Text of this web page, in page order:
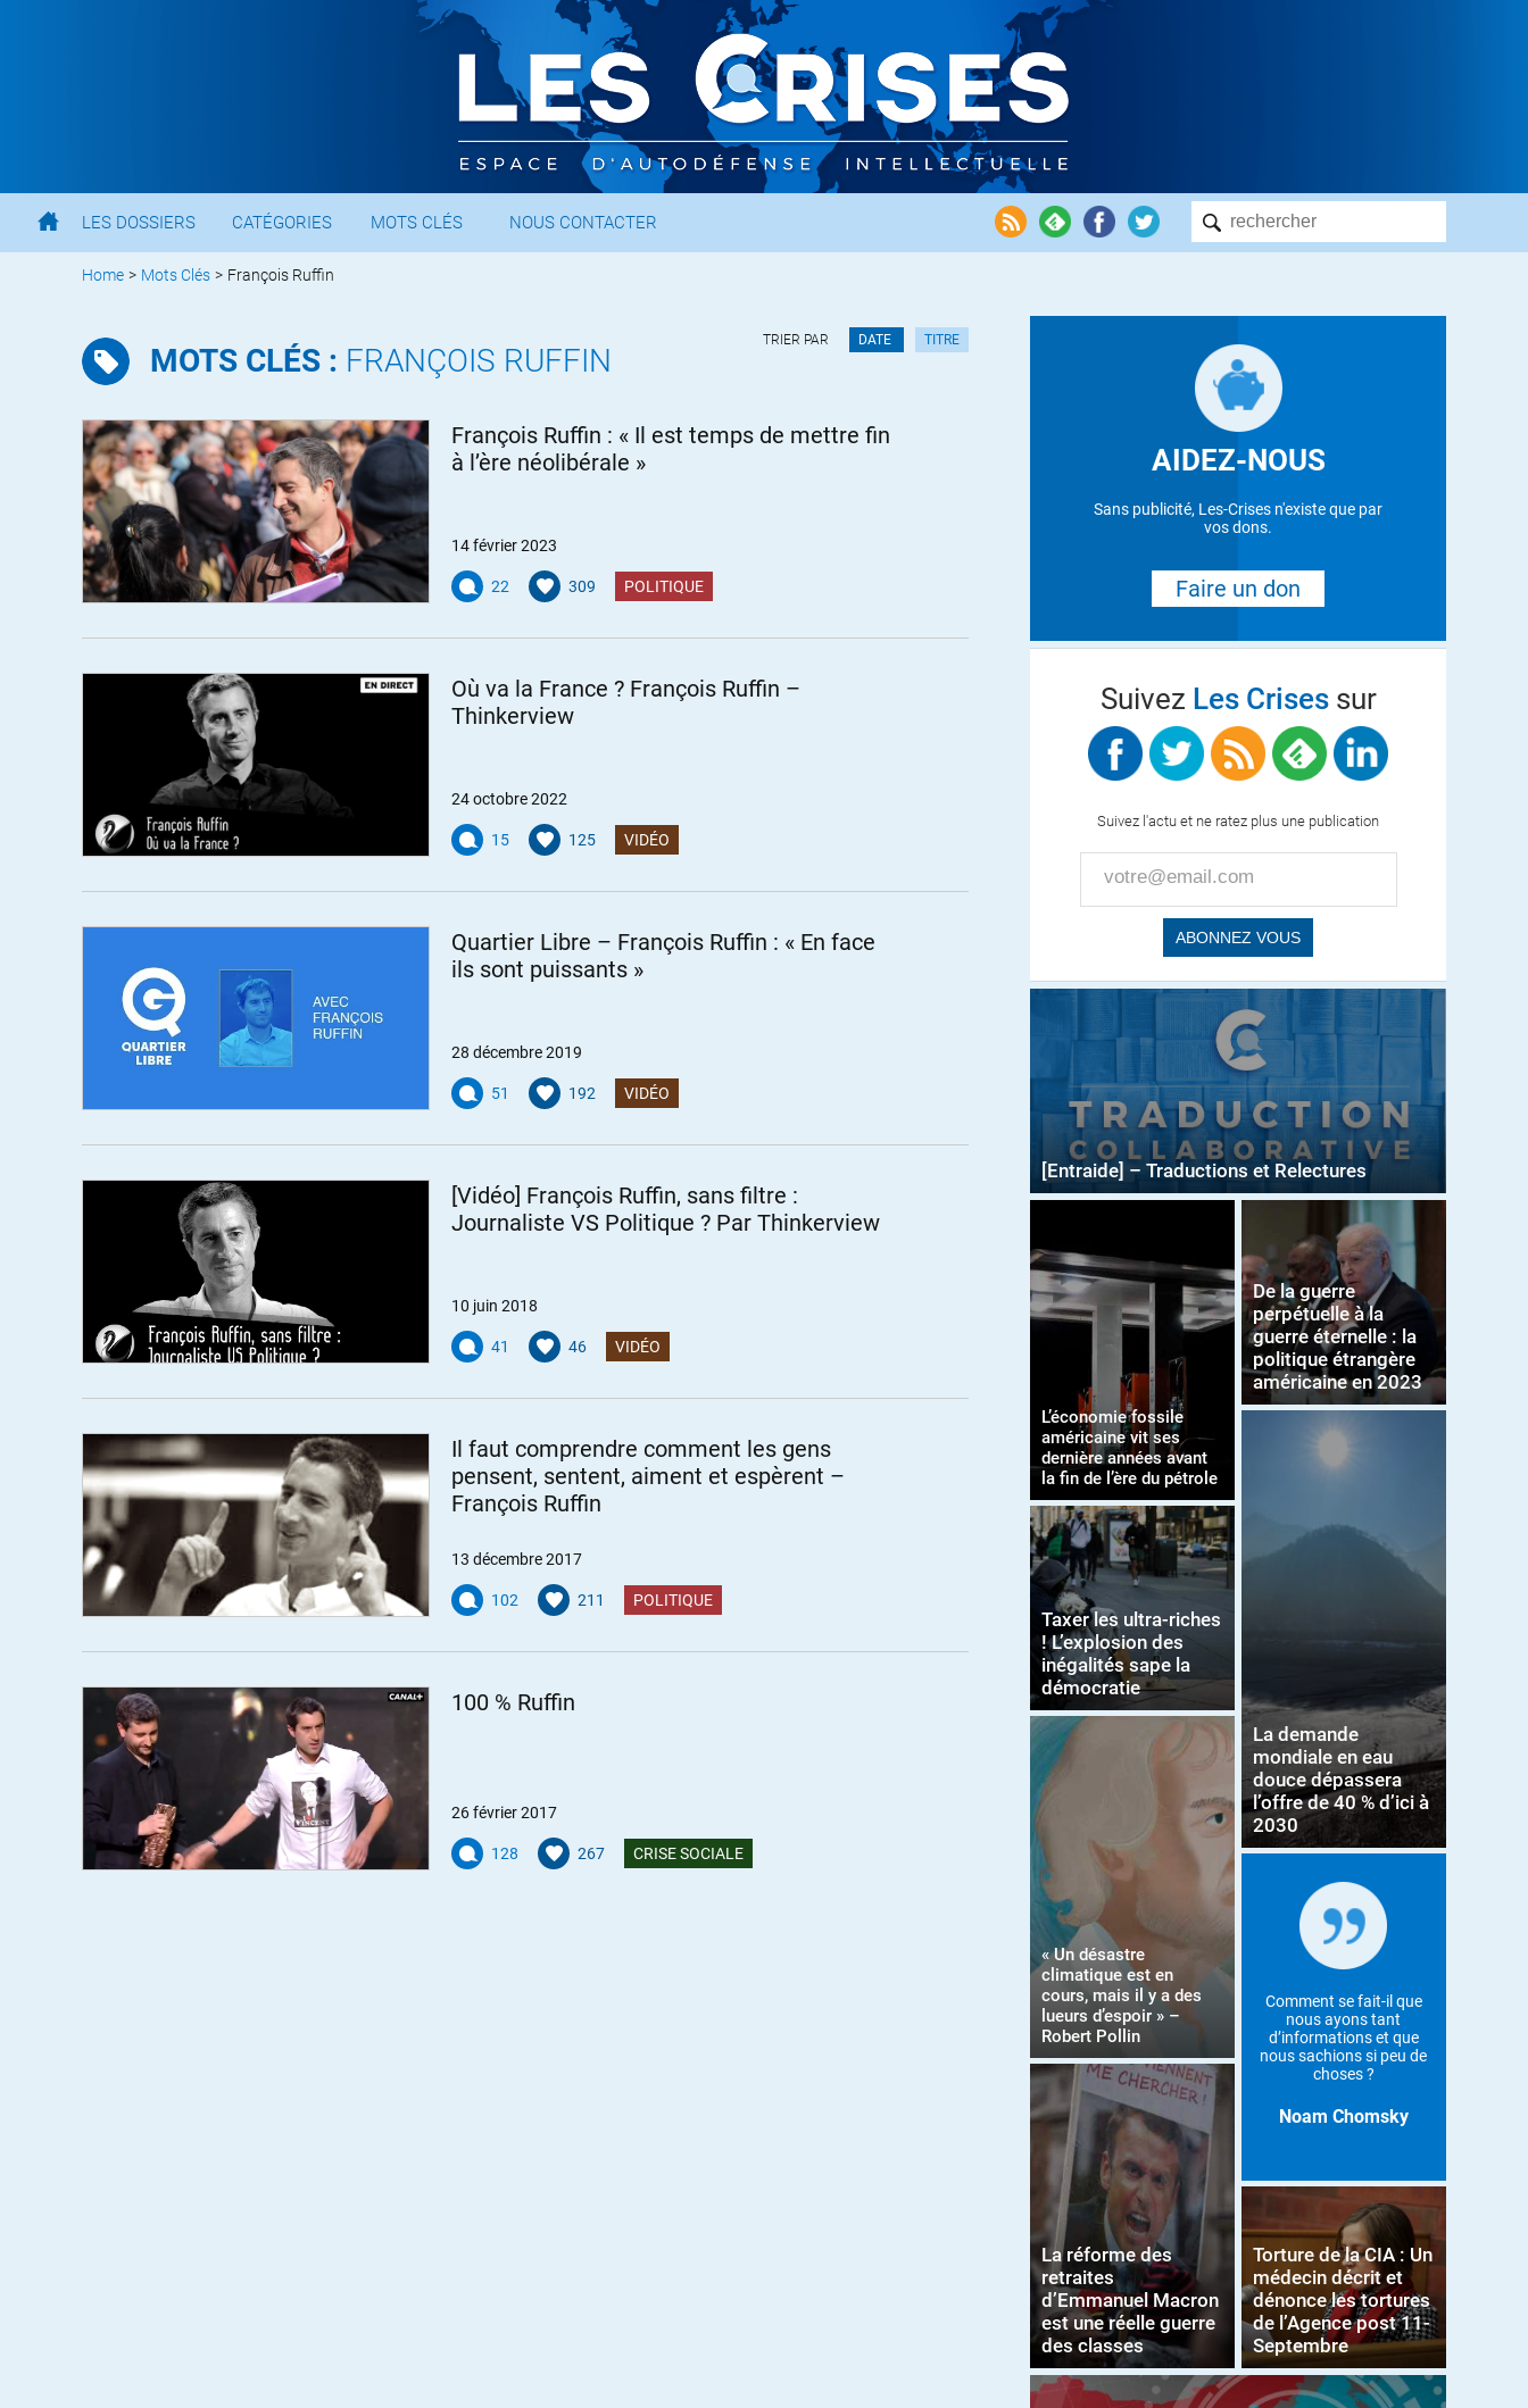
LES DOSSIERS CATÉGORIES MOTS CLÉS NOUS CONTACTER
Home > Mots Clés > François Ruffin
MOTS CLÉS : FRANÇOIS RUFFIN
TRIER PAR DATE TITRE
François Ruffin : « Il est temps de mettre fin
à l’ère néolibérale »
14 février 2023
22 309 POLITIQUE
Où va la France ? François Ruffin –
Thinkerview
24 octobre 2022
15 125 VIDÉO
Quartier Libre – François Ruffin : « En face
ils sont puissants »
28 décembre 2019
51 192 VIDÉO
[Vidéo] François Ruffin, sans filtre :
Journaliste VS Politique ? Par Thinkerview
10 juin 2018
41 46 VIDÉO
Il faut comprendre comment les gens
pensent, sentent, aiment et espèrent –
François Ruffin
13 décembre 2017
102 211 POLITIQUE
100 % Ruffin
26 février 2017
128 267 CRISE SOCIALE
AIDEZ-NOUS
Sans publicité, Les-Crises n'existe que par
vos dons.
Faire un don
Suivez Les Crisessur
Suivez l'actu et ne ratez plus une publication
[Entraide] – Traductions et Relectures
L’économie fossile
américaine vit ses
dernière années avant
la fin de l’ère du pétrole
Taxer les ultra-riches
! L’explosion des
inégalités sape la
démocratie
« Un désastre
climatique est en
cours, mais il y a des
lueurs d’espoir » –
Robert Pollin
La réforme des
retraites
d’Emmanuel Macron
est une réelle guerre
des classes
De la guerre
perpétuelle à la
guerre éternelle : la
politique étrangère
américaine en 2023
La demande
mondiale en eau
douce dépassera
l’offre de 40 % d’ici à
2030
Comment se fait-il que
nous ayons tant
d’informations et que
nous sachions si peu de
choses ?
Noam Chomsky
Torture de la CIA : Un
médecin décrit et
dénonce les tortures
de l’Agence post 11-
Septembre